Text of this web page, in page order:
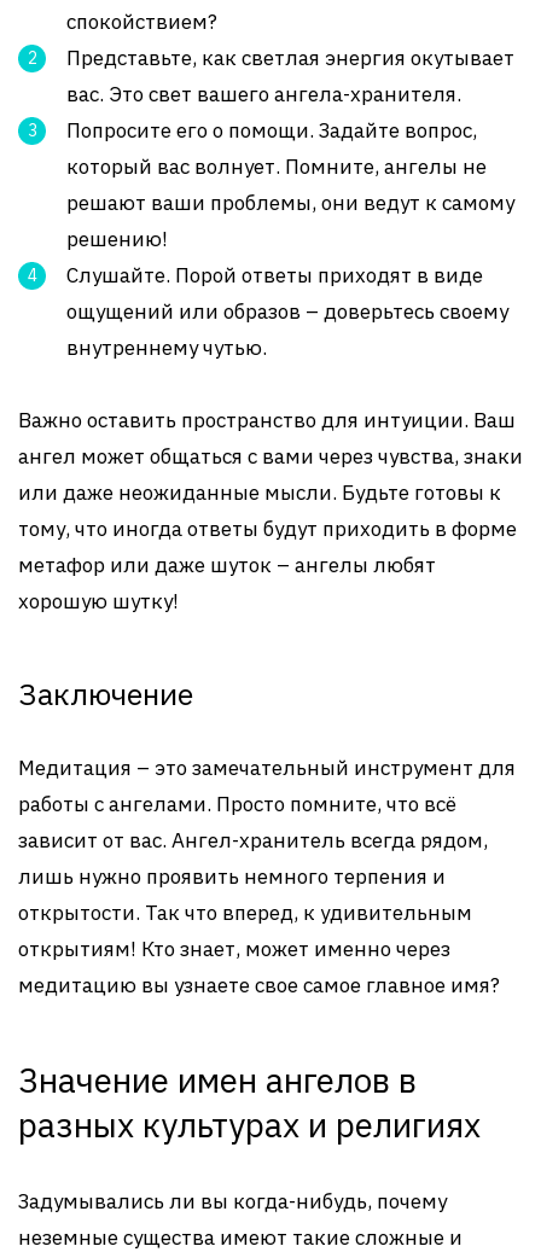
спокойствием?
Представьте, как светлая энергия окутывает
вас. Это свет вашего ангела-хранителя.
Попросите его о помощи. Задайте вопрос,
который вас волнует. Помните, ангелы не
решают ваши проблемы, они ведут к самому
решению!
Слушайте. Порой ответы приходят в виде
ощущений или образов – доверьтесь своему
внутреннему чутью.
Важно оставить пространство для интуиции. Ваш
ангел может общаться с вами через чувства, знаки
или даже неожиданные мысли. Будьте готовы к
тому, что иногда ответы будут приходить в форме
метафор или даже шуток – ангелы любят
хорошую шутку!
Заключение
Медитация – это замечательный инструмент для
работы с ангелами. Просто помните, что всё
зависит от вас. Ангел-хранитель всегда рядом,
лишь нужно проявить немного терпения и
открытости. Так что вперед, к удивительным
открытиям! Кто знает, может именно через
медитацию вы узнаете свое самое главное имя?
Значение имен ангелов в
разных культурах и религиях
Задумывались ли вы когда-нибудь, почему
неземные существа имеют такие сложные и